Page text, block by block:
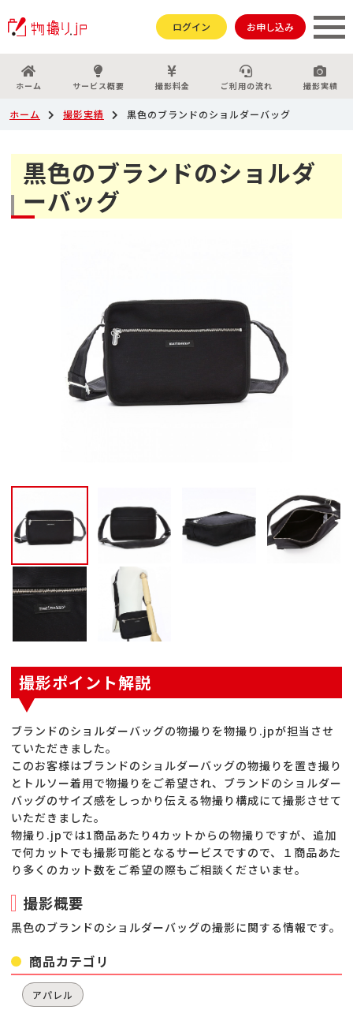
ログイン お申し込み
ホーム サービス概要 撮影料金 ご利用の流れ 撮影実績
ホーム 撮影実績 黒色のブランドのショルダーバッグ
黒色のブランドのショルダ
ーバッグ
撮影ポイント解説
ブランドのショルダーバッグの物撮りを物撮り.jpが担当させ
ていただきました。
このお客様はブランドのショルダーバッグの物撮りを置き撮り
とトルソー着用で物撮りをご希望され、ブランドのショルダー
バッグのサイズ感をしっかり伝える物撮り構成にて撮影させて
いただきました。
物撮り.jpでは1商品あたり4カットからの物撮りですが、追加
で何カットでも撮影可能となるサービスですので、１商品あた
り多くのカット数をご希望の際もご相談くださいませ。
撮影概要
黒色のブランドのショルダーバッグの撮影に関する情報です。
商品カテゴリ
アパレル